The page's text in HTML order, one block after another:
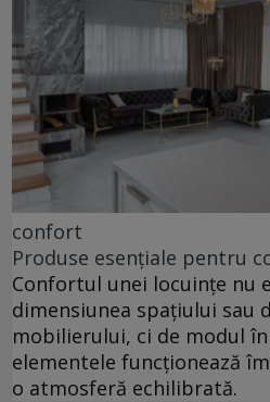
confort
Produse esențiale pentru
Confortul unei locuințe nu
dimensiunea spațiului sau
mobilierului, ci de modul
elementele funcționează
o atmosferă echilibrată.